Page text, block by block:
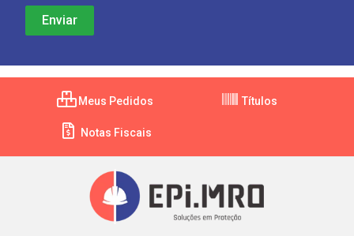
Meus Pedidos Títulos
Notas Fiscais